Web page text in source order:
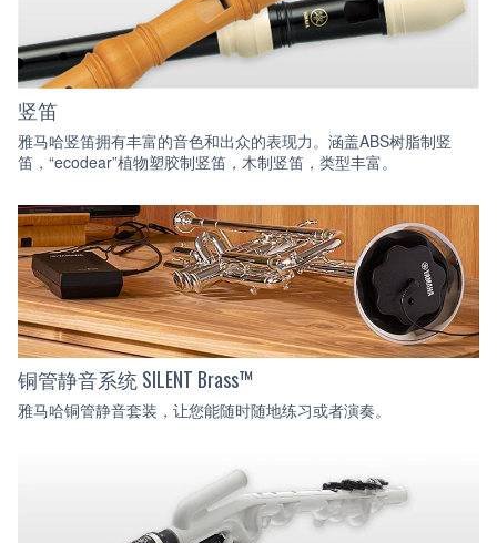
竖笛
雅马哈竖笛拥有丰富的音色和出众的表现力。涵盖ABS树脂制竖
笛，“ecodear”植物塑胶制竖笛，木制竖笛，类型丰富。
铜管静音系统 SILENT Brass™
雅马哈铜管静音套装，让您能随时随地练习或者演奏。